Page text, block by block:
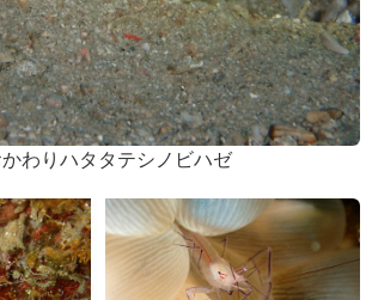
わりハタタテシノビハゼ